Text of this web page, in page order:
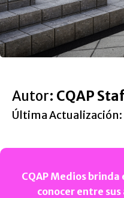
Autor: CQAP
Última
CQAP Medios
conocer entre